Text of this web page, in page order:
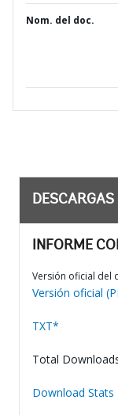
Nom. del doc.
DESCARGAS
INFORME
Versión oficial del
Versión oficial
TXT*
Total
Download Stats